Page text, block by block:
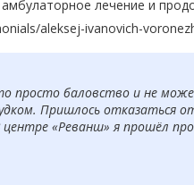
лечение и
aleksej-ivanovich-
просто баловство и не
Пришлось отказаться
«Реванш» я прошёл